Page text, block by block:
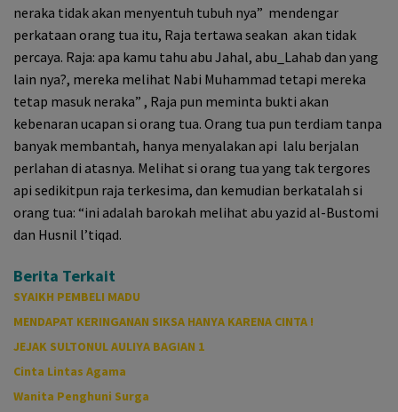
neraka tidak akan menyentuh tubuh nya” mendengar
perkataan orang tua itu, Raja tertawa seakan akan tidak
percaya. Raja: apa kamu tahu abu Jahal, ab­u_Lahab dan yang
lain nya?, mereka melihat Nabi Muhammad tetapi mereka
tetap masuk neraka” , Raja pun meminta bukti akan
kebenaran ucapan si orang tua. Orang tua pun terdiam tanpa
banyak membantah, hanya menyalakan api lalu berjalan
perlahan di atasnya. Melihat si orang tua yang tak tergores
api sedikitpun raja terkesima, dan kemudian berkatalah si
orang tua: “ini adalah barokah melihat abu yazid al-Bustomi
dan Husnil l’tiqad.
Berita Terkait
SYAIKH PEMBELI MADU
MENDAPAT KERINGANAN SIKSA HANYA KARENA CINTA !
JEJAK SULTONUL AULIYA BAGIAN 1
Cinta Lintas Agama
Wanita Penghuni Surga